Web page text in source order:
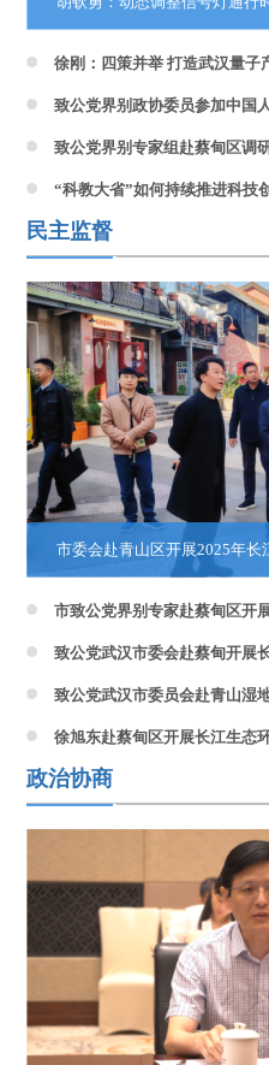
徐刚：四策并举 打造武汉量子
民主监督
市委会赴青山区开展2025年
市致公党界别专家赴蔡甸区开
致公党武汉市委会赴蔡甸开展
徐旭东赴蔡甸区开展长江生态
政治协商